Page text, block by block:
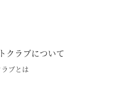
況のご確認はこちら
イン予約はこちら
Harvest 」へのログインが必要です
クラブについて
ブとは